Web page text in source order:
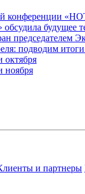
конференции
будущее
председателем
подводим
ноября
и партнеры